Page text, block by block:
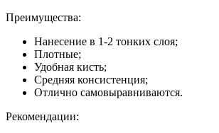
Преимущества:
Нанесение в 1-2 тонких слоя;
Плотные;
Удобная кисть;
Средняя консистенция;
Отлично самовыравниваются.
Рекомендации: